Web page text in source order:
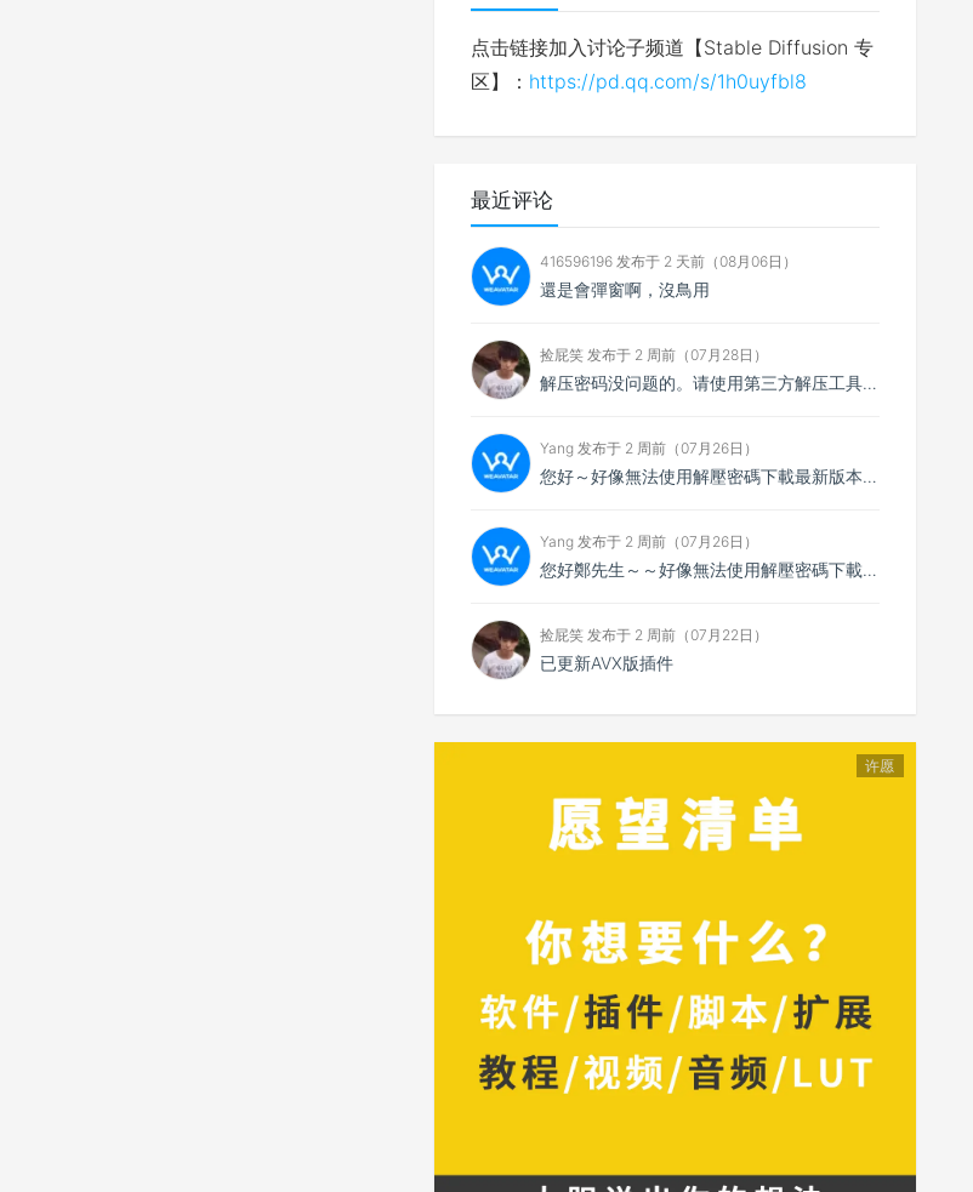
点击链接加入讨论子频道【Stable Diffusion 专
区】： https://pd.qq.com/s/1h0uyfbl8
最近评论
416596196 发布于 2 天前（08月06日）
還是會彈窗啊，沒鳥用
捡屁笑 发布于 2 周前（07月28日）
解压密码没问题的。请使用第三方解压工具解压，比如7zip
Yang 发布于 2 周前（07月26日）
您好～好像無法使用解壓密碼下載最新版本，想請您看看
Yang 发布于 2 周前（07月26日）
您好鄭先生～～好像無法使用解壓密碼下載最新的4.0.4版本，不知能否請你協助排除障礙～
捡屁笑 发布于 2 周前（07月22日）
已更新AVX版插件
许愿